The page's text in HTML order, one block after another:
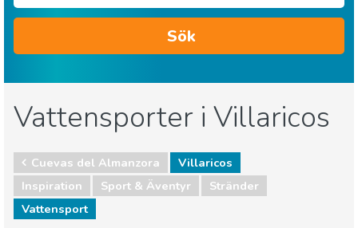
Sök
Vattensporter i Villaricos
Cuevas del Almanzora
Villaricos
Inspiration
Sport & Äventyr
Stränder
Vattensport